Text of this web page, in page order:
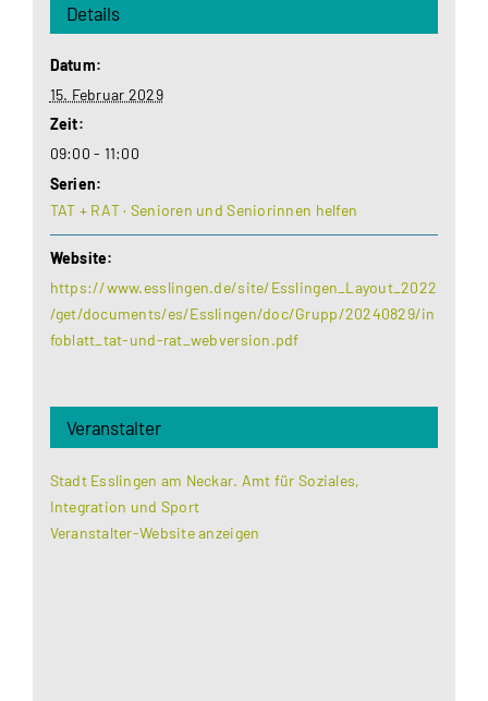
Details
Datum:
15. Februar 2029
Zeit:
09:00 - 11:00
Serien:
TAT + RAT · Senioren und Seniorinnen helfen
Website:
https://www.esslingen.de/site/Esslingen_Layout_2022
/get/documents/es/Esslingen/doc/Grupp/20240829/in
foblatt_tat-und-rat_webversion.pdf
Veranstalter
Stadt Esslingen am Neckar. Amt für Soziales,
Integration und Sport
Veranstalter-Website anzeigen